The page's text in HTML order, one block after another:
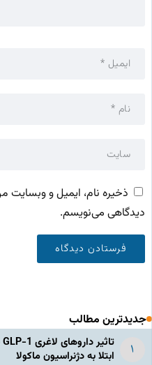
ذخیره نام، ایمیل و وبسایت
دیدگاهی می‌نویسم.
جدیدترین مطالب
ابتلا به دژنراسیون ماکولا